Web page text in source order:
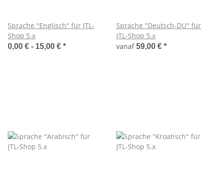
Sprache "Englisch" für JTL-
Shop 5.x
0,00 € - 15,00 € *
Sprache "Deutsch-DU" für
JTL-Shop 5.x
vanaf59,00 € *